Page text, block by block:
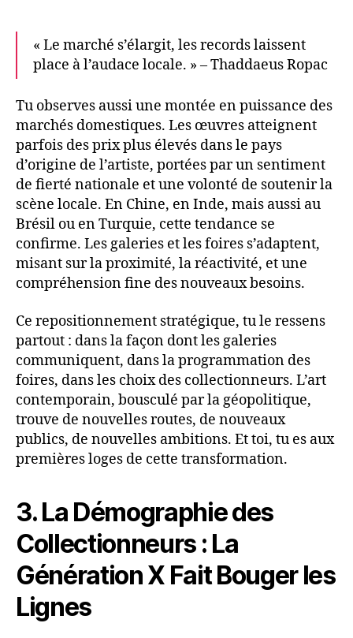
« Le marché s’élargit, les records laissent
place à l’audace locale. » – Thaddaeus Ropac
Tu observes aussi une montée en puissance des
marchés domestiques. Les œuvres atteignent
parfois des prix plus élevés dans le pays
d’origine de l’artiste, portées par un sentiment
de fierté nationale et une volonté de soutenir la
scène locale. En Chine, en Inde, mais aussi au
Brésil ou en Turquie, cette tendance se
confirme. Les galeries et les foires s’adaptent,
misant sur la proximité, la réactivité, et une
compréhension fine des nouveaux besoins.
Ce repositionnement stratégique, tu le ressens
partout : dans la façon dont les galeries
communiquent, dans la programmation des
foires, dans les choix des collectionneurs. L’art
contemporain, bousculé par la géopolitique,
trouve de nouvelles routes, de nouveaux
publics, de nouvelles ambitions. Et toi, tu es aux
premières loges de cette transformation.
3. La Démographie des
Collectionneurs : La
Génération X Fait Bouger les
Lignes